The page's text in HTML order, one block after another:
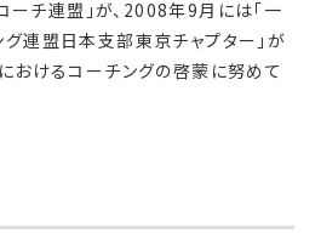
チ連盟」が、2008年9月には「一
連盟日本支部東京チャプター」が
おけるコーチングの啓蒙に努めて